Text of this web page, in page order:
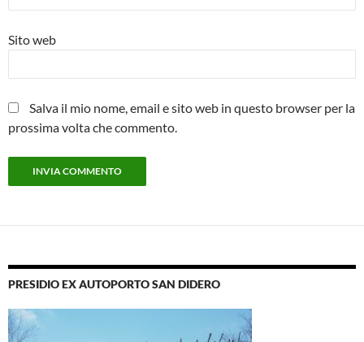
Sito web
Salva il mio nome, email e sito web in questo browser per la
prossima volta che commento.
PRESIDIO EX AUTOPORTO SAN DIDERO